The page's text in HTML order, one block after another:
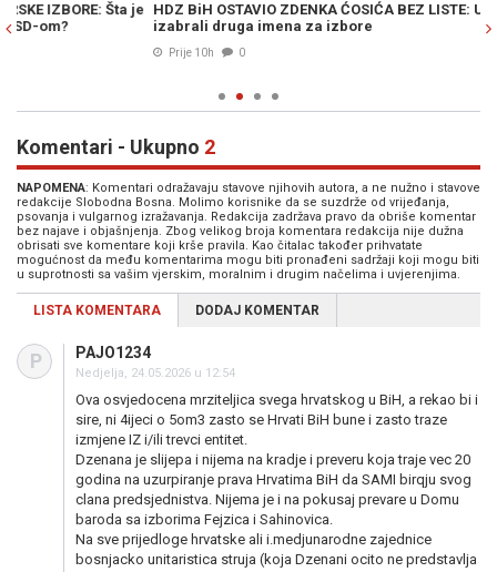
HDZ BiH OSTAVIO ZDENKA ĆOSIĆA BEZ LISTE: U Širokom Brijegu
izabrali druga imena za izbore
Komentari - Ukupno 2
NAPOMENA: Komentari odražavaju stavove njihovih autora, a ne nužno i stavove
redakcije Slobodna Bosna. Molimo korisnike da se suzdrže od vrijeđanja,
psovanja i vulgarnog izražavanja. Redakcija zadržava pravo da obriše komentar
bez najave i objašnjenja. Zbog velikog broja komentara redakcija nije dužna
obrisati sve komentare koji krše pravila. Kao čitalac također prihvatate
mogućnost da među komentarima mogu biti pronađeni sadržaji koji mogu biti
u suprotnosti sa vašim vjerskim, moralnim i drugim načelima i uvjerenjima.
LISTA KOMENTARA DODAJ KOMENTAR
P PAJO1234
Nedjelja, 24.05.2026 u 12:54
Ova osvjedocena mrziteljica svega hrvatskog u BiH, a rekao bi i
sire, ni 4ijeci o 5om3 zasto se Hrvati BiH bune i zasto traze
izmjene IZ i/ili trevci entitet.
Dzenana je slijepa i nijema na kradje i preveru koja traje vec 20
godina na uzurpiranje prava Hrvatima BiH da SAMI birqju svog
clana predsjednistva. Nijema je i na pokusaj prevare u Domu
baroda sa izborima Fejzica i Sahinovica.
Na sve prijedloge hrvatske ali i.medjunarodne zajednice
bosnjacko unitaristica struja (koja Dzenani ocito ne predstavlja